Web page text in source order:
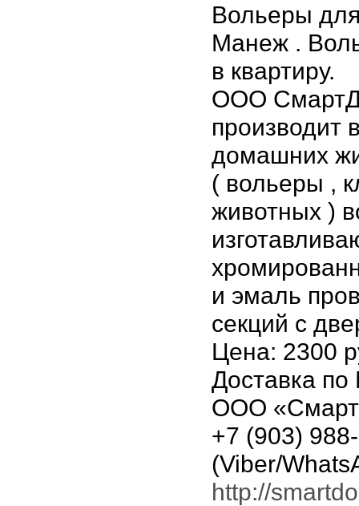
Вольеры
Манеж .
в квартиру.
ООО
производит
домашних
( вольеры ,
животных )
и эмаль
секций с
Цена: 2300
Доставка
ООО
+7 (903)
(Viber/
http://